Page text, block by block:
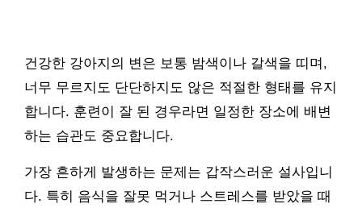
건강한 강아지의 변은 보통 밤색이나 갈색을 띠며,
너무 무르지도 단단하지도 않은 적절한 형태를 유지
합니다. 훈련이 잘 된 경우라면 일정한 장소에 배변
하는 습관도 중요합니다.
가장 흔하게 발생하는 문제는 갑작스러운 설사입니
다. 특히 음식을 잘못 먹거나 스트레스를 받았을 때